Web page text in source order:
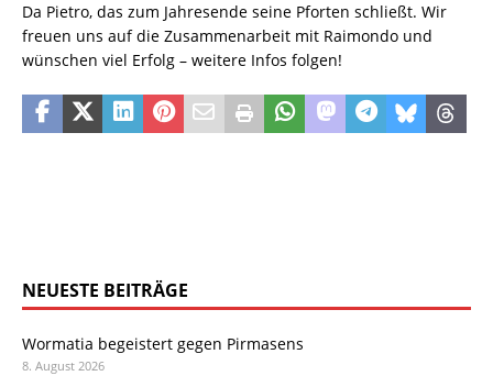
Da Pietro, das zum Jahresende seine Pforten schließt. Wir
freuen uns auf die Zusammenarbeit mit Raimondo und
wünschen viel Erfolg – weitere Infos folgen!
NEUESTE BEITRÄGE
Wormatia begeistert gegen Pirmasens
8. August 2026